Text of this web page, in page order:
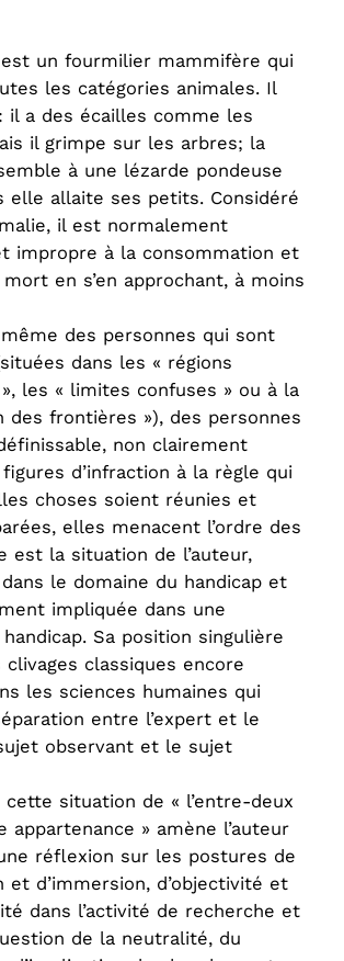
un fourmilier mammifère qui
les catégories animales. Il
il a des écailles comme les
il grimpe sur les arbres; la
à une lézarde pondeuse
elle allaite ses petits. Considéré
il est normalement
impropre à la consommation et
en s’en approchant, à moins
des personnes qui sont
dans les « régions
les « limites confuses » ou à la
des frontières »), des personnes
non clairement
d’infraction à la règle qui
choses soient réunies et
elles menacent l’ordre des
est la situation de l’auteur,
le domaine du handicap et
impliquée dans une
Sa position singulière
classiques encore
les sciences humaines qui
entre l’expert et le
observant et le sujet
cette situation de « l’entre-deux
appartenance » amène l’auteur
réflexion sur les postures de
et d’immersion, d’objectivité et
dans l’activité de recherche et
de la neutralité, du